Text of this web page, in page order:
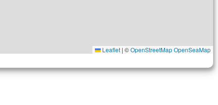
Leaflet | ©OpenStreetMapOpenSeaMap